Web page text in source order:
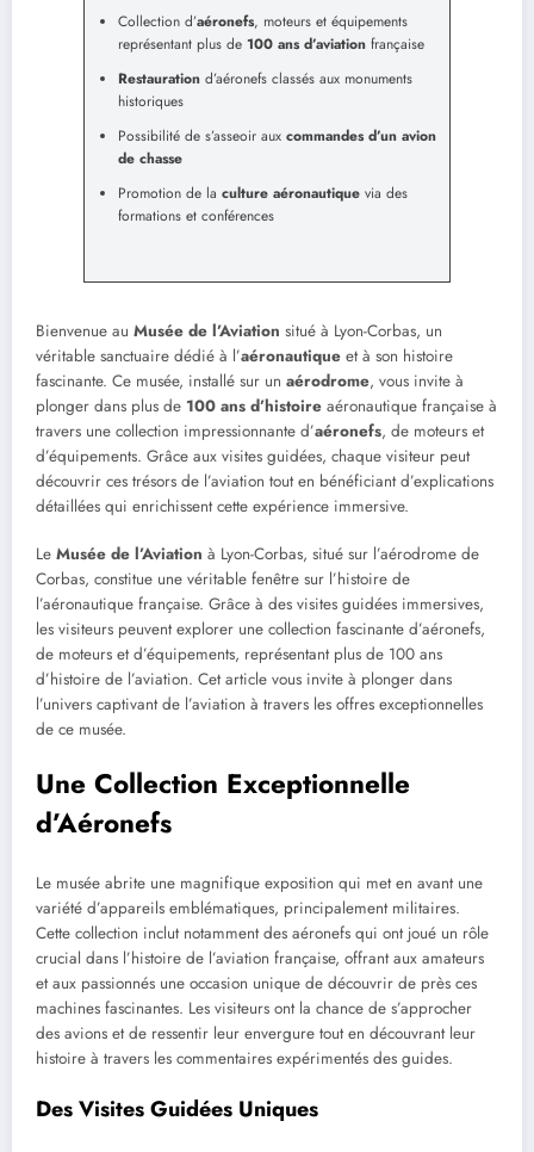
Collection d’aéronefs, moteurs et équipements
représentant plus de 100 ans d’aviation française
Restauration d’aéronefs classés aux monuments
historiques
Possibilité de s’asseoir aux commandes d’un avion
de chasse
Promotion de la culture aéronautique via des
formations et conférences
Bienvenue au Musée de l’Aviation situé à Lyon-Corbas, un
véritable sanctuaire dédié à l’aéronautique et à son histoire
fascinante. Ce musée, installé sur un aérodrome, vous invite à
plonger dans plus de 100 ans d’histoire aéronautique française à
travers une collection impressionnante d’aéronefs, de moteurs et
d’équipements. Grâce aux visites guidées, chaque visiteur peut
découvrir ces trésors de l’aviation tout en bénéficiant d’explications
détaillées qui enrichissent cette expérience immersive.
Le Musée de l’Aviation à Lyon-Corbas, situé sur l’aérodrome de
Corbas, constitue une véritable fenêtre sur l’histoire de
l’aéronautique française. Grâce à des visites guidées immersives,
les visiteurs peuvent explorer une collection fascinante d’aéronefs,
de moteurs et d’équipements, représentant plus de 100 ans
d’histoire de l’aviation. Cet article vous invite à plonger dans
l’univers captivant de l’aviation à travers les offres exceptionnelles
de ce musée.
Une Collection Exceptionnelle
d’Aéronefs
Le musée abrite une magnifique exposition qui met en avant une
variété d’appareils emblématiques, principalement militaires.
Cette collection inclut notamment des aéronefs qui ont joué un rôle
crucial dans l’histoire de l’aviation française, offrant aux amateurs
et aux passionnés une occasion unique de découvrir de près ces
machines fascinantes. Les visiteurs ont la chance de s’approcher
des avions et de ressentir leur envergure tout en découvrant leur
histoire à travers les commentaires expérimentés des guides.
Des Visites Guidées Uniques